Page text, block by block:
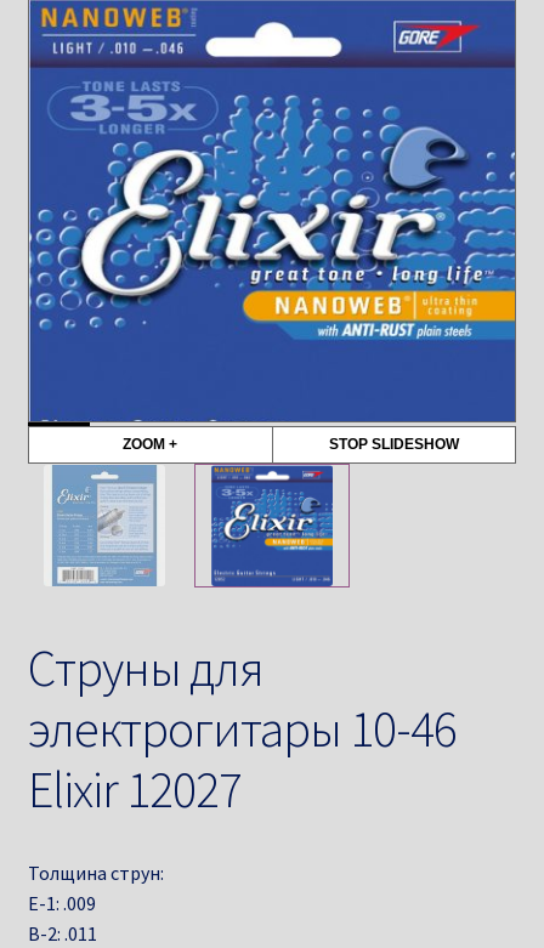
ZOOM + STOP SLIDESHOW
Cтруны для
электрогитары 10-46
Elixir 12027
Толщина струн:
E-1: .009
B-2: .011